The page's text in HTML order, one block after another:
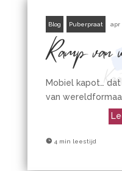
Blog Puberpraat apr
Ramp van
Mobiel kapot…
van
 4 min leestijd